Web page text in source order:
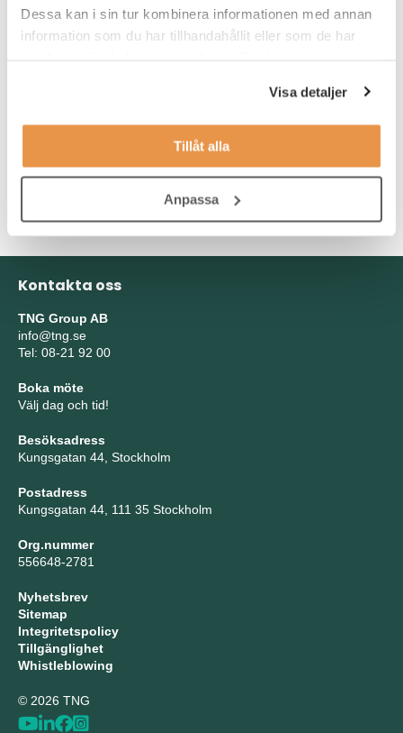
Dessa kan i sin tur kombinera informationen med annan
information som du har tillhandahållit eller som de har
Visa detaljer
Tillåt alla
Anpassa
Kompetensbaserad intervjuteknik för chefer
får toppkandidaten att tacka ja till ditt jobberbjudande!
Kontakta oss
TNG Group AB
info@tng.se
Tel: 08-21 92 00
Boka möte
Välj dag och tid!
Besöksadress
Kungsgatan 44, Stockholm
Postadress
Kungsgatan 44, 111 35 Stockholm
Org.nummer
556648-2781
Nyhetsbrev
Sitemap
Integritetspolicy
Tillgänglighet
Whistleblowing
© 2026 TNG